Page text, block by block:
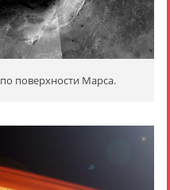
по поверхности Марса.